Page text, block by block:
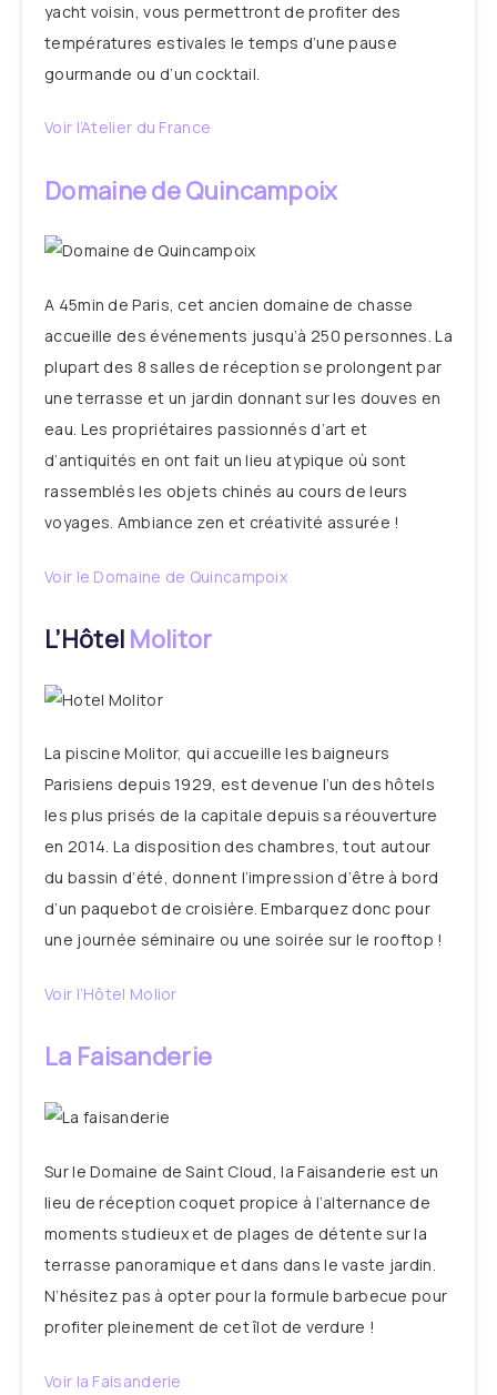
yacht voisin, vous permettront de profiter des
températures estivales le temps d’une pause
gourmande ou d’un cocktail.
Voir l’Atelier du France
Domaine de Quincampoix
A 45min de Paris, cet ancien domaine de chasse
accueille des événements jusqu’à 250 personnes. La
plupart des 8 salles de réception se prolongent par
une terrasse et un jardin donnant sur les douves en
eau. Les propriétaires passionnés d’art et
d’antiquités en ont fait un lieu atypique où sont
rassemblés les objets chinés au cours de leurs
voyages. Ambiance zen et créativité assurée !
Voir le Domaine de Quincampoix
L’Hôtel Molitor
La piscine Molitor, qui accueille les baigneurs
Parisiens depuis 1929, est devenue l’un des hôtels
les plus prisés de la capitale depuis sa réouverture
en 2014. La disposition des chambres, tout autour
du bassin d’été, donnent l’impression d’être à bord
d’un paquebot de croisière. Embarquez donc pour
une journée séminaire ou une soirée sur le rooftop !
Voir l’Hôtel Molior
La Faisanderie
Sur le Domaine de Saint Cloud, la Faisanderie est un
lieu de réception coquet propice à l’alternance de
moments studieux et de plages de détente sur la
terrasse panoramique et dans dans le vaste jardin.
N’hésitez pas à opter pour la formule barbecue pour
profiter pleinement de cet îlot de verdure !
Voir la Faisanderie